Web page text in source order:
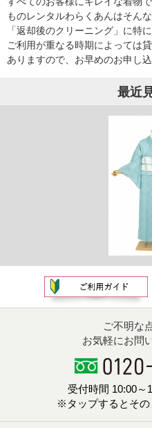
ものレンタルわらくあんはそん
「返却後のクリーニング」に特
ご利用が重なる時期によっては
ありますので、お早めのお申し
最近
ご不明な
お気軽にお問
受付時間 10:00～
※タップするとその